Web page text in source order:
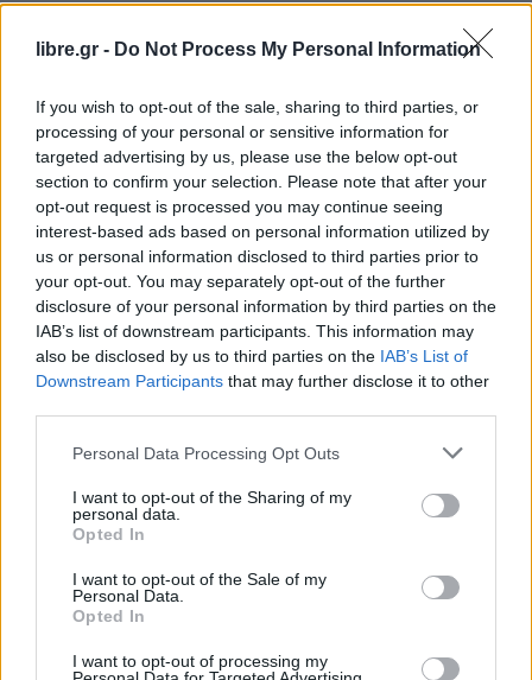
libre.gr - Do Not Process My Personal Information
If you wish to opt-out of the sale, sharing to third parties, or
processing of your personal or sensitive information for
targeted advertising by us, please use the below opt-out
section to confirm your selection. Please note that after your
opt-out request is processed you may continue seeing
interest-based ads based on personal information utilized by
us or personal information disclosed to third parties prior to
your opt-out. You may separately opt-out of the further
disclosure of your personal information by third parties on the
IAB’s list of downstream participants. This information may
also be disclosed by us to third parties on the IAB’s List of
Downstream Participants that may further disclose it to other
Personal Data Processing Opt Outs
I want to opt-out of the Sharing of my
personal data.
Opted In
I want to opt-out of the Sale of my
Personal Data.
Opted In
I want to opt-out of processing my
«Δεν γίνεται να αυτολογοκρινόμαστε, η Αλεξία
Τασούλη είπε κάτι πολύ συγκεκριμένο. Αν δεν
αποδειχθεί αληθές θα έχει κάνει λάθος αυτός που
το είπε και θα το έχει μεταφέρει λάθος σε όλο τον
πλανήτη», πρόσθεσε ο Γιάννης Παπαδόπουλος.
«Ζούμε σε συνθήκες πολέμου, υπάρχει ανάγκη για
εξακρίβωση», απάντησε ο Θανάσης Αυγερινός.
Facebook Share on X Bluesky
Email